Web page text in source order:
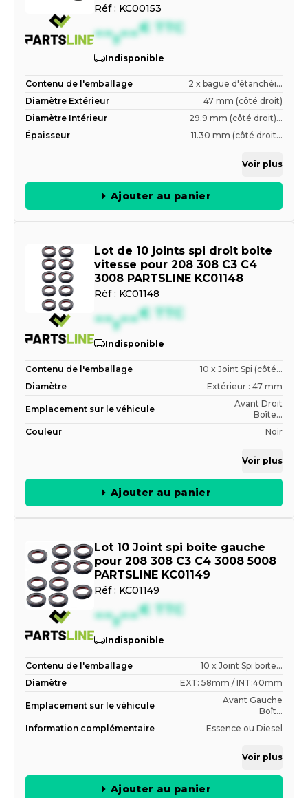
Réf : KC00153
--,--€ TTC
Indisponible
Contenu de l'emballage
2 x bague d'étanchéi...
Diamètre Extérieur
47 mm (côté droit)
Diamètre Intérieur
29.9 mm (côté droit)...
Épaisseur
11.30 mm (côté droit...
Voir plus
Ajouter au panier
Lot de 10 joints spi droit boite
vitesse pour 208 308 C3 C4
3008 PARTSLINE KC01148
Réf : KC01148
--,--€ TTC
Indisponible
Contenu de l'emballage
10 x Joint Spi (côté...
Diamètre
Extérieur : 47 mm
Emplacement sur le véhicule
Avant Droit
Boîte...
Couleur
Noir
Voir plus
Ajouter au panier
Lot 10 Joint spi boite gauche
pour 208 308 C3 C4 3008 5008
PARTSLINE KC01149
Réf : KC01149
--,--€ TTC
Indisponible
Contenu de l'emballage
10 x Joint Spi boite...
Diamètre
EXT: 58mm / INT:40mm
Emplacement sur le véhicule
Avant Gauche
Boît...
Information complémentaire
Essence ou Diesel
Voir plus
Ajouter au panier